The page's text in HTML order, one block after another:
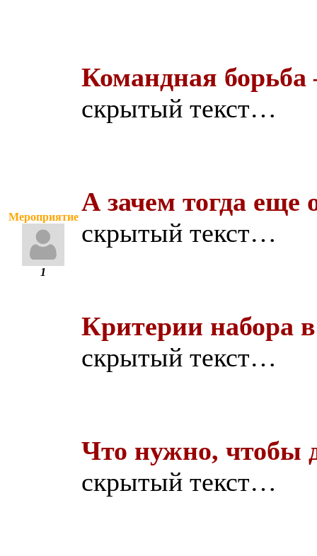
Мероприятие
1
Командная борьба
скрытый текст…
А зачем тогда еще
скрытый текст…
Критерии набора
скрытый текст…
Что нужно, чтобы
скрытый текст…